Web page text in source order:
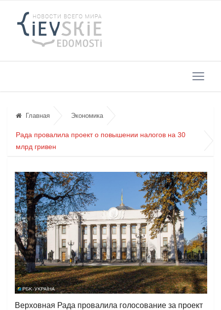
Главная Экономика
Рада провалила проект о повышении налогов на 30
млрд гривен
Верховная Рада провалила голосование за проект